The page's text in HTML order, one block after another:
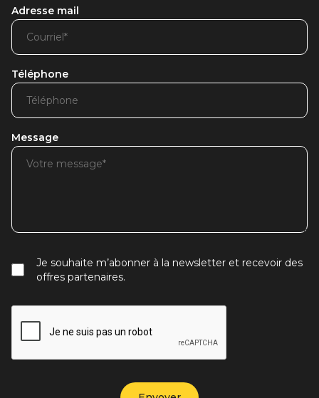
Adresse mail
Téléphone
Message
Je souhaite m’abonner à la newsletter et recevoir des
offres partenaires.